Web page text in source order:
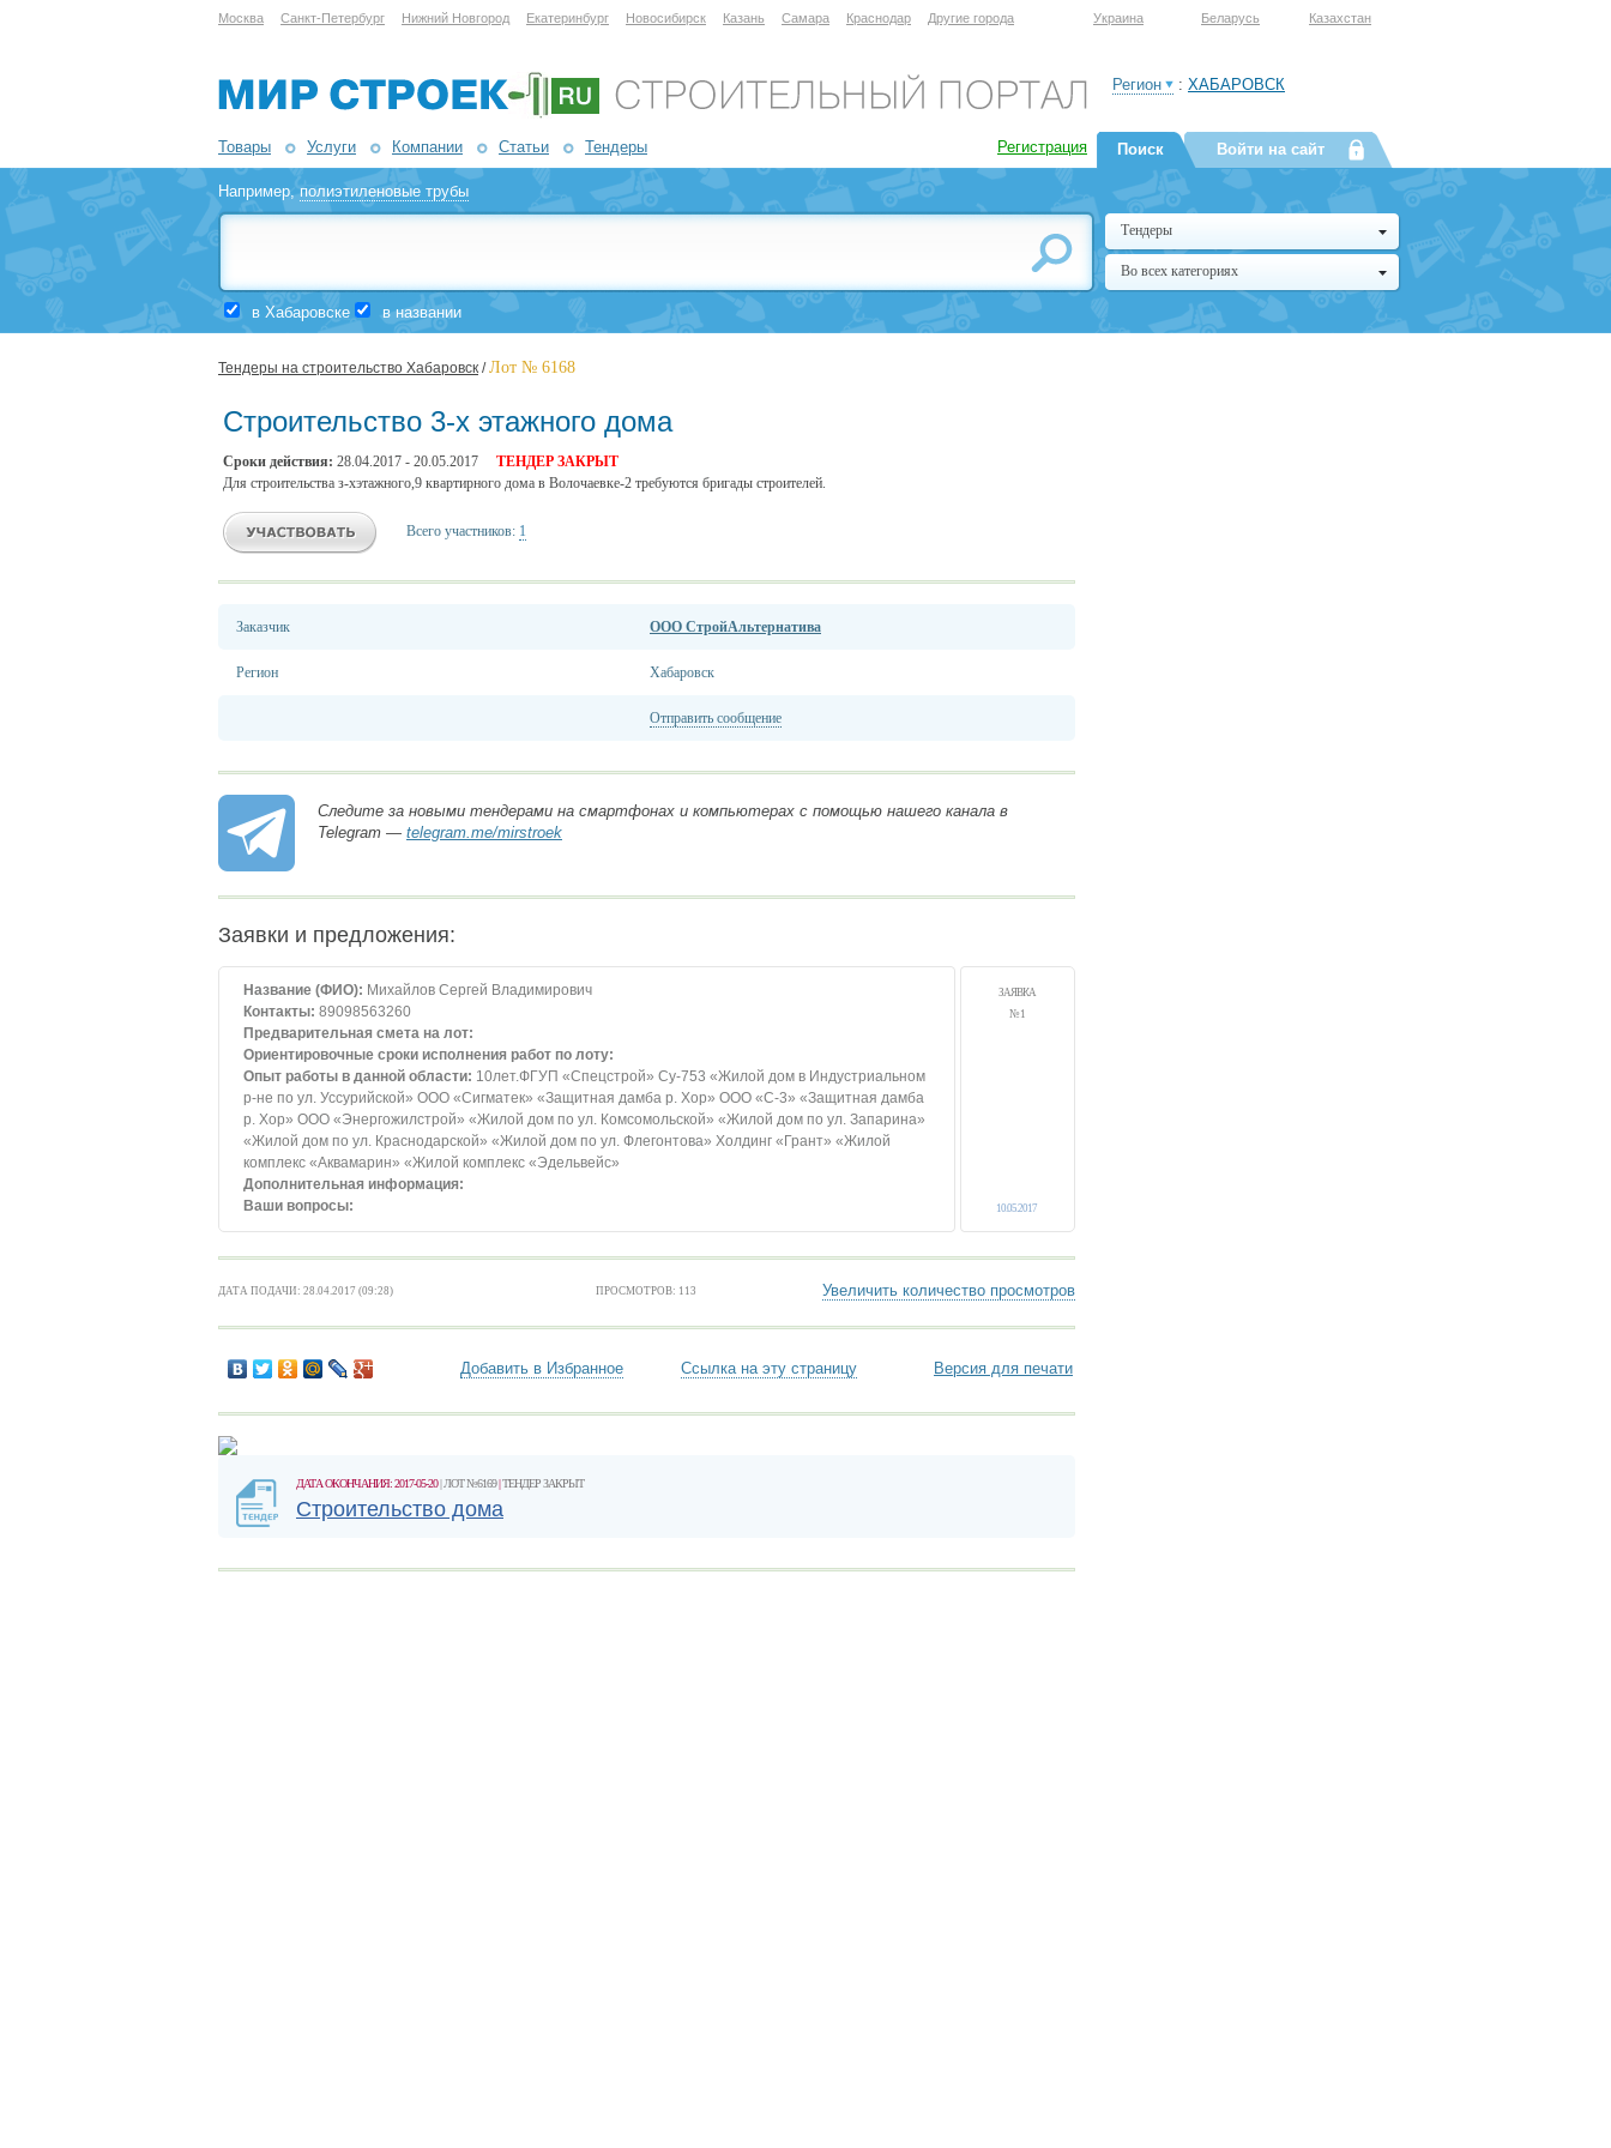
Москва Санкт-Петербург Нижний Новгород Екатеринбург Новосибирск Казань Самара Краснодар Другие города Украина Беларусь Казахстан
Товары Услуги Компании Статьи Тендеры Регистрация
Регион : ХАБАРОВСК
Например,полиэтиленовые трубы
в Хабаровске в названии
Поиск Войти на сайт
Тендеры
Во всех категориях
Тендеры на строительство Хабаровск /Лот № 6168
Строительство 3-х этажного дома
Сроки действия: 28.04.2017 - 20.05.2017
ТЕНДЕР ЗАКРЫТ
Для строительства з-хэтажного,9 квартирного дома в Волочаевке-2 требуются бригады строителей.
Всего участников: 1
Заказчик ООО СтройАльтернатива
Регион Хабаровск
Отправить сообщение
Следите за новыми тендерами на смартфонах и компьютерах с помощью нашего канала в
Telegram — telegram.me/mirstroek
Заявки и предложения:
Название (ФИО): Михайлов Сергей Владимирович
Контакты: 89098563260
Предварительная смета на лот:
Ориентировочные сроки исполнения работ по лоту:
Опыт работы в данной области: 10лет.ФГУП «Спецстрой» Су-753 «Жилой дом в Индустриальном
р-не по ул. Уссурийской» ООО «Сигматек» «Защитная дамба р. Хор» ООО «С-3» «Защитная дамба
р. Хор» ООО «Энергожилстрой» «Жилой дом по ул. Комсомольской» «Жилой дом по ул. Запарина»
«Жилой дом по ул. Краснодарской» «Жилой дом по ул. Флегонтова» Холдинг «Грант» «Жилой
комплекс «Аквамарин» «Жилой комплекс «Эдельвейс»
Дополнительная информация:
Ваши вопросы:
ЗАЯВКА
№ 1
10.05.2017
ДАТА ПОДАЧИ: 28.04.2017 (09:28) ПРОСМОТРОВ: 113 Увеличить количество просмотров
Добавить в Избранное Ссылка на эту страницу Версия для печати
ДАТА ОКОНЧАНИЯ: 2017-05-20| ЛОТ №6169|ТЕНДЕР ЗАКРЫТ
Строительство дома